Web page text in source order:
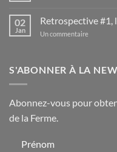
et
anti-
gaspi.
Les
Bio
va
02
Jan
Retrospective #1,
Un commentaire
tout
S'ABONNER À LA
Abonnez-vous pour
de la Ferme.
Prénom